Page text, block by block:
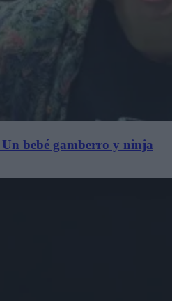
bebé gamberro y ninja